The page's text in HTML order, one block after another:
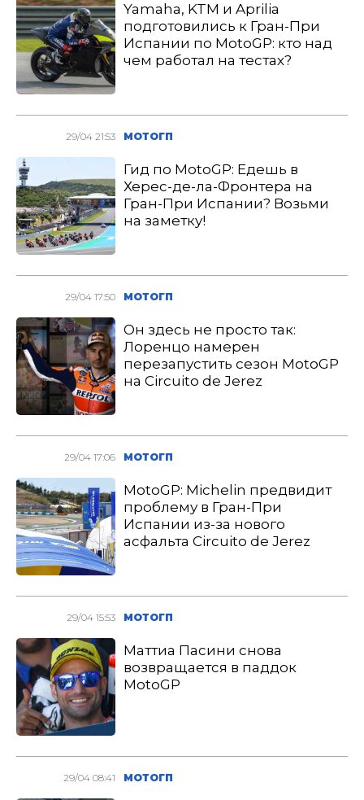
Yamaha, KTM и Aprilia
подготовились к Гран-При
Испании по MotoGP: кто над
чем работал на тестах?
29/04 21:53 МОТОГП
Гид по MotoGP: Едешь в
Херес-де-ла-Фронтера на
Гран-При Испании? Возьми
на заметку!
29/04 17:50 МОТОГП
Он здесь не просто так:
Лоренцо намерен
перезапустить сезон MotoGP
на Circuito de Jerez
29/04 17:06 МОТОГП
MotoGP: Michelin предвидит
проблему в Гран-При
Испании из-за нового
асфальта Circuito de Jerez
29/04 15:53 МОТОГП
Маттиа Пасини снова
возвращается в паддок
MotoGP
29/04 08:41 МОТОГП